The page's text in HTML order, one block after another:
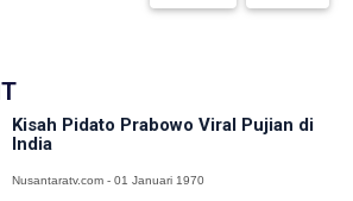
Kisah Pidato Prabowo Viral Pujian di
India
Nusantaratv.com - 01 Januari 1970